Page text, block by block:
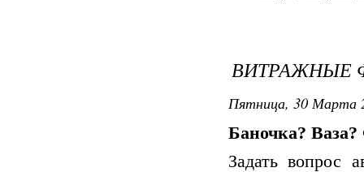
ВИТРАЖНЫЕ
Пятница, 30 Марта
Баночка?
Задать вопрос